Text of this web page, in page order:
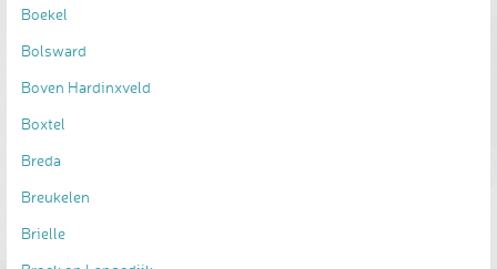
Boekel
Bolsward
Boven Hardinxveld
Boxtel
Breda
Breukelen
Brielle